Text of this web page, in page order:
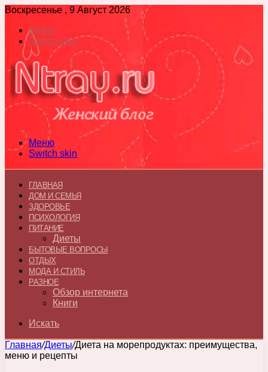
Воскресенье , 9 Август 2026
Войти
Switch skin
Меню
Switch skin
ГЛАВНАЯ
ДОМ И СЕМЬЯ
ЗДОРОВЬЕ
ПСИХОЛОГИЯ
ПИТАНИЕ
Диеты
БЫТОВЫЕ ВОПРОСЫ
ОТДЫХ
МОДА И СТИЛЬ
РАЗНОЕ
Обзор интернета
Книги
Искать
Главная/Диеты/Диета на морепродуктах: преимущества,
меню и рецепты